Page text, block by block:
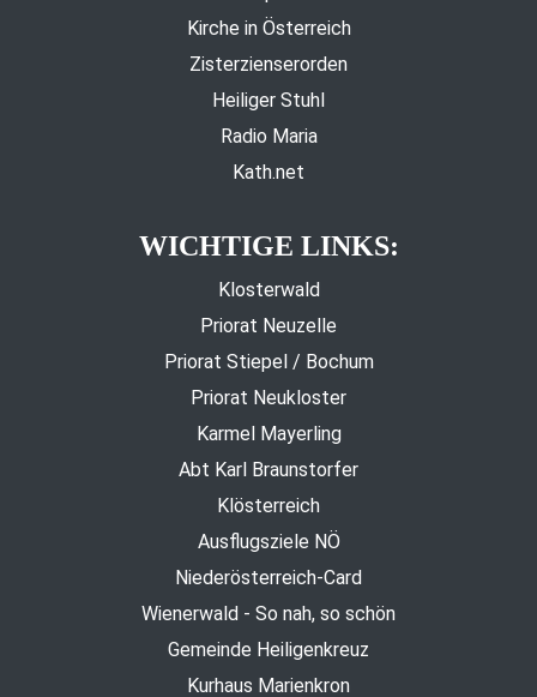
Kirche in Österreich
Zisterzienserorden
Heiliger Stuhl
Radio Maria
Kath.net
WICHTIGE LINKS:
Klosterwald
Priorat Neuzelle
Priorat Stiepel / Bochum
Priorat Neukloster
Karmel Mayerling
Abt Karl Braunstorfer
Klösterreich
Ausflugsziele NÖ
Niederösterreich-Card
Wienerwald - So nah, so schön
Gemeinde Heiligenkreuz
Kurhaus Marienkron